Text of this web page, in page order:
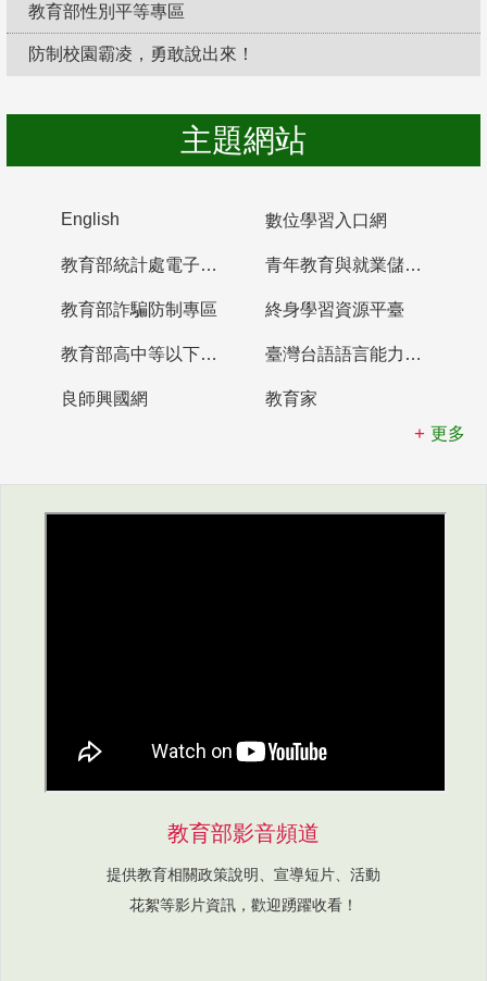
教育部性別平等專區
防制校園霸凌，勇敢說出來！
主題網站
English 數位學習入口網
教育部統計處電子書櫃 青年教育與就業儲蓄帳戶
教育部詐騙防制專區 終身學習資源平臺
教育部高中等以下學校及幼兒園教師資格檢定考試 臺灣台語語言能力認證網站
良師興國網
教育家
更多
教育部影音頻道
提供教育相關政策說明、宣導短片、活動
花絮等影片資訊，歡迎踴躍收看！